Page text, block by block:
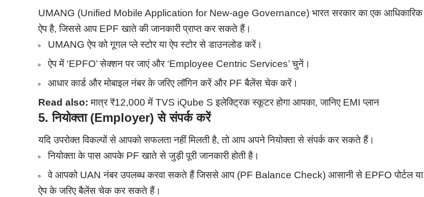
UMANG (Unified Mobile Application for New-age Governance) भारत सरकार का एक आधिकारिक
ऐप है, जिससे आप EPF खाते की जानकारी प्राप्त कर सकते हैं।
UMANG ऐप को गूगल प्ले स्टोर या ऐप स्टोर से डाउनलोड करें।
ऐप में ‘EPFO’ सेक्शन पर जाएं और ‘Employee Centric Services’ चुनें।
आधार कार्ड और मोबाइल नंबर के जरिए लॉगिन करें और PF बैलेंस चेक करें।
Read also: मात्र ₹12,000 में TVS iQube S इलेक्ट्रिक स्कूटर होगा आपका, जानिए EMI प्लान
5.नियोक्ता (Employer) से संपर्क करें
यदि उपरोक्त विकल्पों से आपको सफलता नहीं मिलती है, तो आप अपने नियोक्ता से संपर्क कर सकते हैं।
नियोक्ता के पास आपके PF खाते से जुड़ी पूरी जानकारी होती है।
वे आपको UAN नंबर उपलब्ध करवा सकते हैं जिससे आप (PF Balance Check) आसानी से EPFO पोर्टल या
ऐप के जरिए बैलेंस चेक कर सकते हैं।